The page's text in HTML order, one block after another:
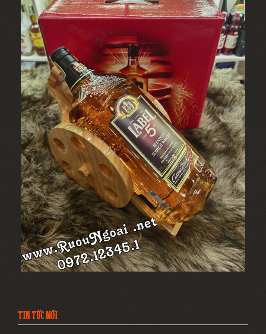
TIN TỨC MỚI